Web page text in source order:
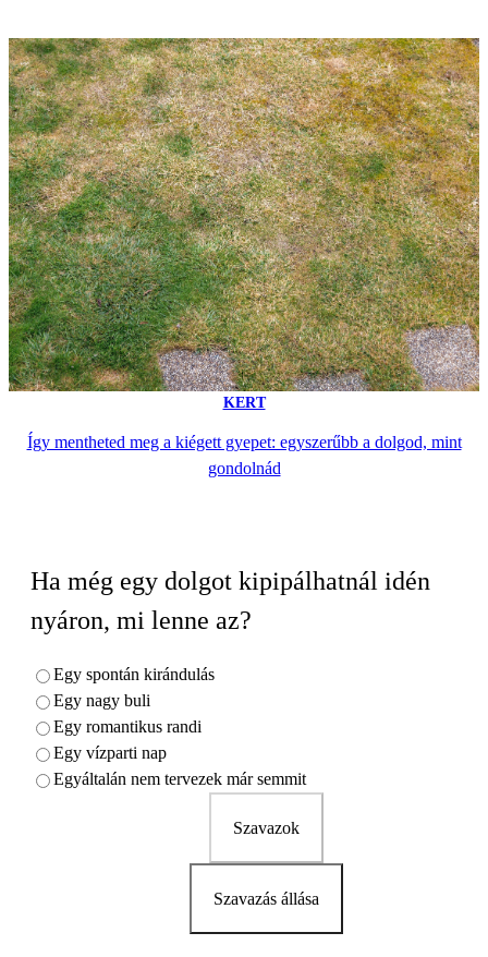
KERT
Így mentheted meg a kiégett gyepet: egyszerűbb a dolgod, mint
gondolnád
Ha még egy dolgot kipipálhatnál idén
nyáron, mi lenne az?
Egy spontán kirándulás
Egy nagy buli
Egy romantikus randi
Egy vízparti nap
Egyáltalán nem tervezek már semmit
Szavazok
Szavazás állása